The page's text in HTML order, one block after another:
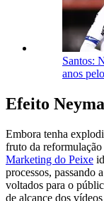
Santos:
anos
Efeito
Embora tenha
fruto da reformulação
Marketing do Peixe
processos, passando
voltados para o
de alcance dos